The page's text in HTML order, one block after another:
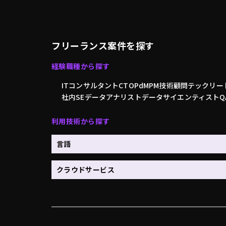
フリーランス案件を探す
経験職種から探す
ITコンサルタントCTOPdMPM技術顧問テックリー
社内SEデータアナリストデータサイエンティスト
利用技術から探す
言語
クラウドサービス